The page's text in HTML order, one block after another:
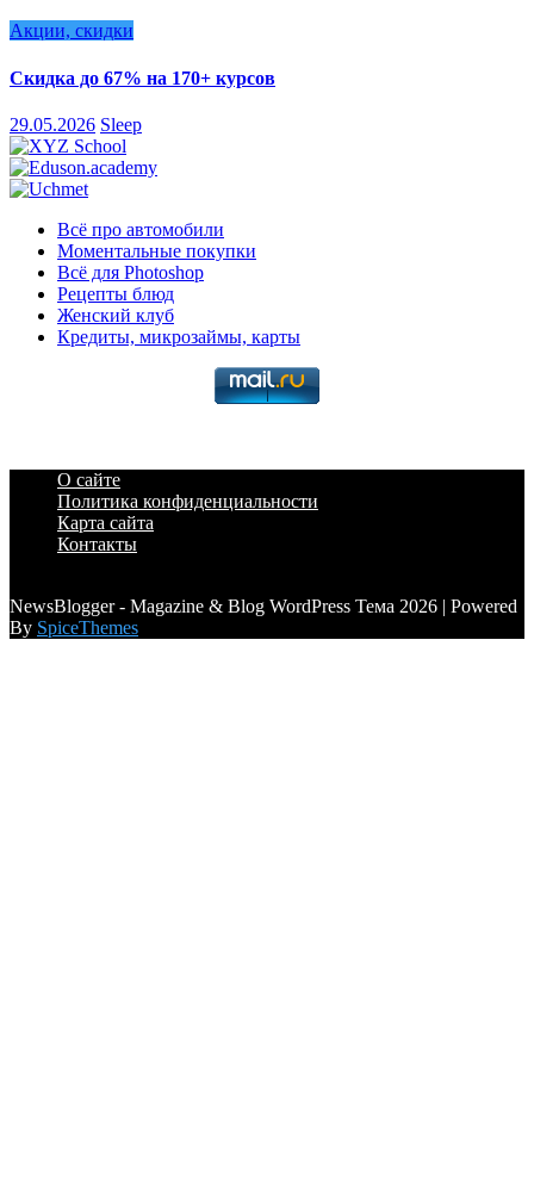
Акции, скидки
Скидка до 67% на 170+ курсов
29.05.2026 Sleep
Всё про автомобили
Моментальные покупки
Всё для Photoshop
Рецепты блюд
Женский клуб
Кредиты, микрозаймы, карты
О сайте
Политика конфиденциальности
Карта сайта
Контакты
NewsBlogger - Magazine & Blog WordPress Тема 2026 | Powered
By SpiceThemes